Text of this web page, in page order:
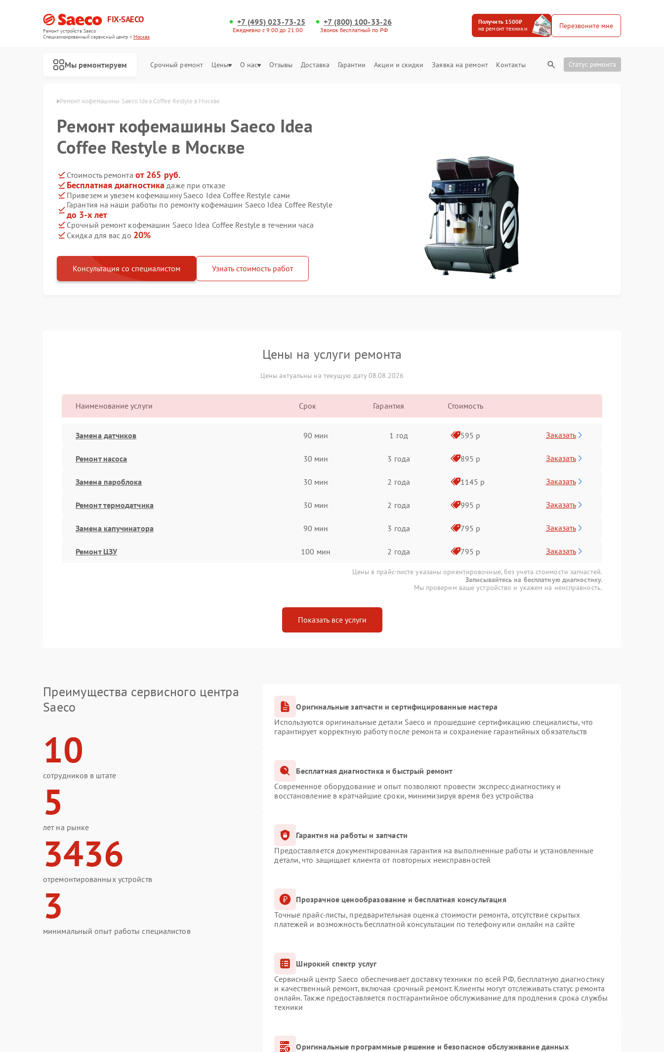
FIX-SAECO
Ремонт устройств Saeco
Специализированный cервисный центр г.Москва
+7 (495) 023-73-25
Ежедневно с 9:00 до 21:00
+7 (800) 100-33-26
Звонок бесплатный по РФ
Получить 1500₽
на ремонт техники
Перезвоните мне
Мы ремонтируем Срочный ремонт Цены О нас Отзывы Доставка Гарантии Акции и скидки Заявка на ремонт Контакты Статус ремонта
Ремонт кофемашины Saeco Idea Coffee Restyle в Москве
Ремонт кофемашины Saeco Idea
Coffee Restyle в Москве
Стоимость ремонта от 265 руб.
Бесплатная диагностика даже при отказе
Привезем и увезем кофемашину Saeco Idea Coffee Restyle сами
Гарантия на наши работы по ремонту кофемашин Saeco Idea Coffee Restyle
до 3-х лет
Срочный ремонт кофемашин Saeco Idea Coffee Restyle в течении часа
Скидка для вас до 20%
Консультация со специалистом Узнать стоимость работ
Цены на услуги ремонта
Цены актуальны на текущую дату 08.08.2026
Наименование услуги Срок Гарантия Стоимость
Замена датчиков 90 мин 1 год 595 р Заказать
Ремонт насоса 30 мин 3 года 895 р Заказать
Замена пароблока 30 мин 2 года 1145 р Заказать
Ремонт термодатчика 30 мин 2 года 995 р Заказать
Замена капучинатора 90 мин 3 года 795 р Заказать
Ремонт ЦЗУ 100 мин 2 года 795 р Заказать
Цены в прайс-листе указаны ориентировочные, без учета стоимости запчастей.
Записывайтесь на бесплатную диагностику.
Мы проверим ваше устройство и укажем на неисправность.
Показать все услуги
Преимущества сервисного центра
Saeco
10
сотрудников в штате
5
лет на рынке
3436
отремонтированных устройств
3
минимальный опыт работы специалистов
Оригинальные запчасти и сертифицированные мастера
Используются оригинальные детали Saeco и прошедшие сертификацию специалисты, что
гарантирует корректную работу после ремонта и сохранение гарантийных обязательств
Бесплатная диагностика и быстрый ремонт
Современное оборудование и опыт позволяют провести экспресс-диагностику и
восстановление в кратчайшие сроки, минимизируя время без устройства
Гарантия на работы и запчасти
Предоставляется документированная гарантия на выполненные работы и установленные
детали, что защищает клиента от повторных неисправностей
Прозрачное ценообразование и бесплатная консультация
Точные прайс-листы, предварительная оценка стоимости ремонта, отсутствие скрытых
платежей и возможность бесплатной консультации по телефону или онлайн на сайте
Широкий спектр услуг
Сервисный центр Saeco обеспечивает доставку техники по всей РФ, бесплатную диагностику
и качественный ремонт, включая срочный ремонт. Клиенты могут отслеживать статус ремонта
онлайн. Также предоставляется постгарантийное обслуживание для продления срока службы
техники
Оригинальные программные решение и безопасное обслуживание данных